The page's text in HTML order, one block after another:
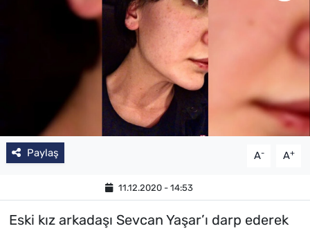
Paylaş A- A+
11.12.2020 - 14:53
Eski kız arkadaşı Sevcan Yaşar’ı darp ederek